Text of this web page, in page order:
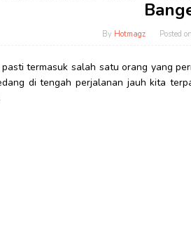
By Hotmagz Posted on
pasti termasuk salah satu orang yang
di tengah perjalanan jauh kita